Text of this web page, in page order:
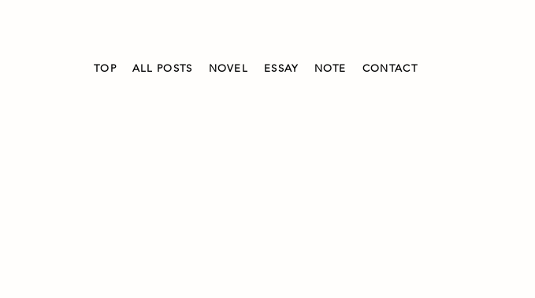
TOP ALL POSTS NOVEL ESSAY NOTE CONTACT